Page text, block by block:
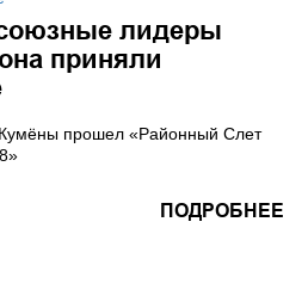
лидеры
приняли
Кумёны прошел «Районный Слет
ПОДРОБНЕЕ